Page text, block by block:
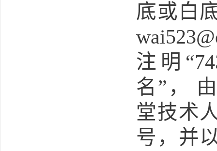
底或白
注明
名 ” ，
堂技术
号，并